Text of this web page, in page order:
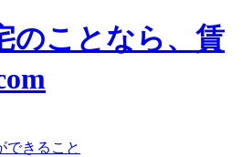
のことなら、賃
できること